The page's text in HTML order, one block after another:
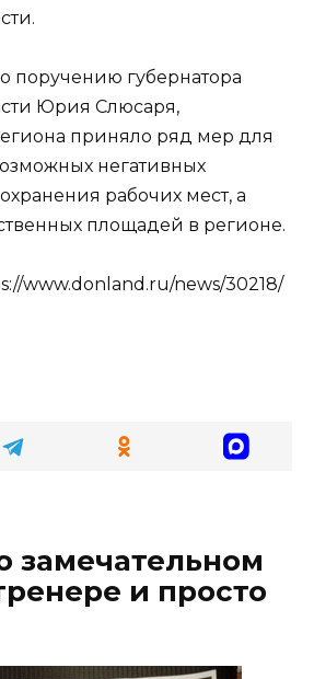
поручению губернатора
Юрия Слюсаря,
приняло ряд мер для
негативных
рабочих мест, а
площадей в регионе.
www.donland.ru/news/30218/
замечательном
и просто